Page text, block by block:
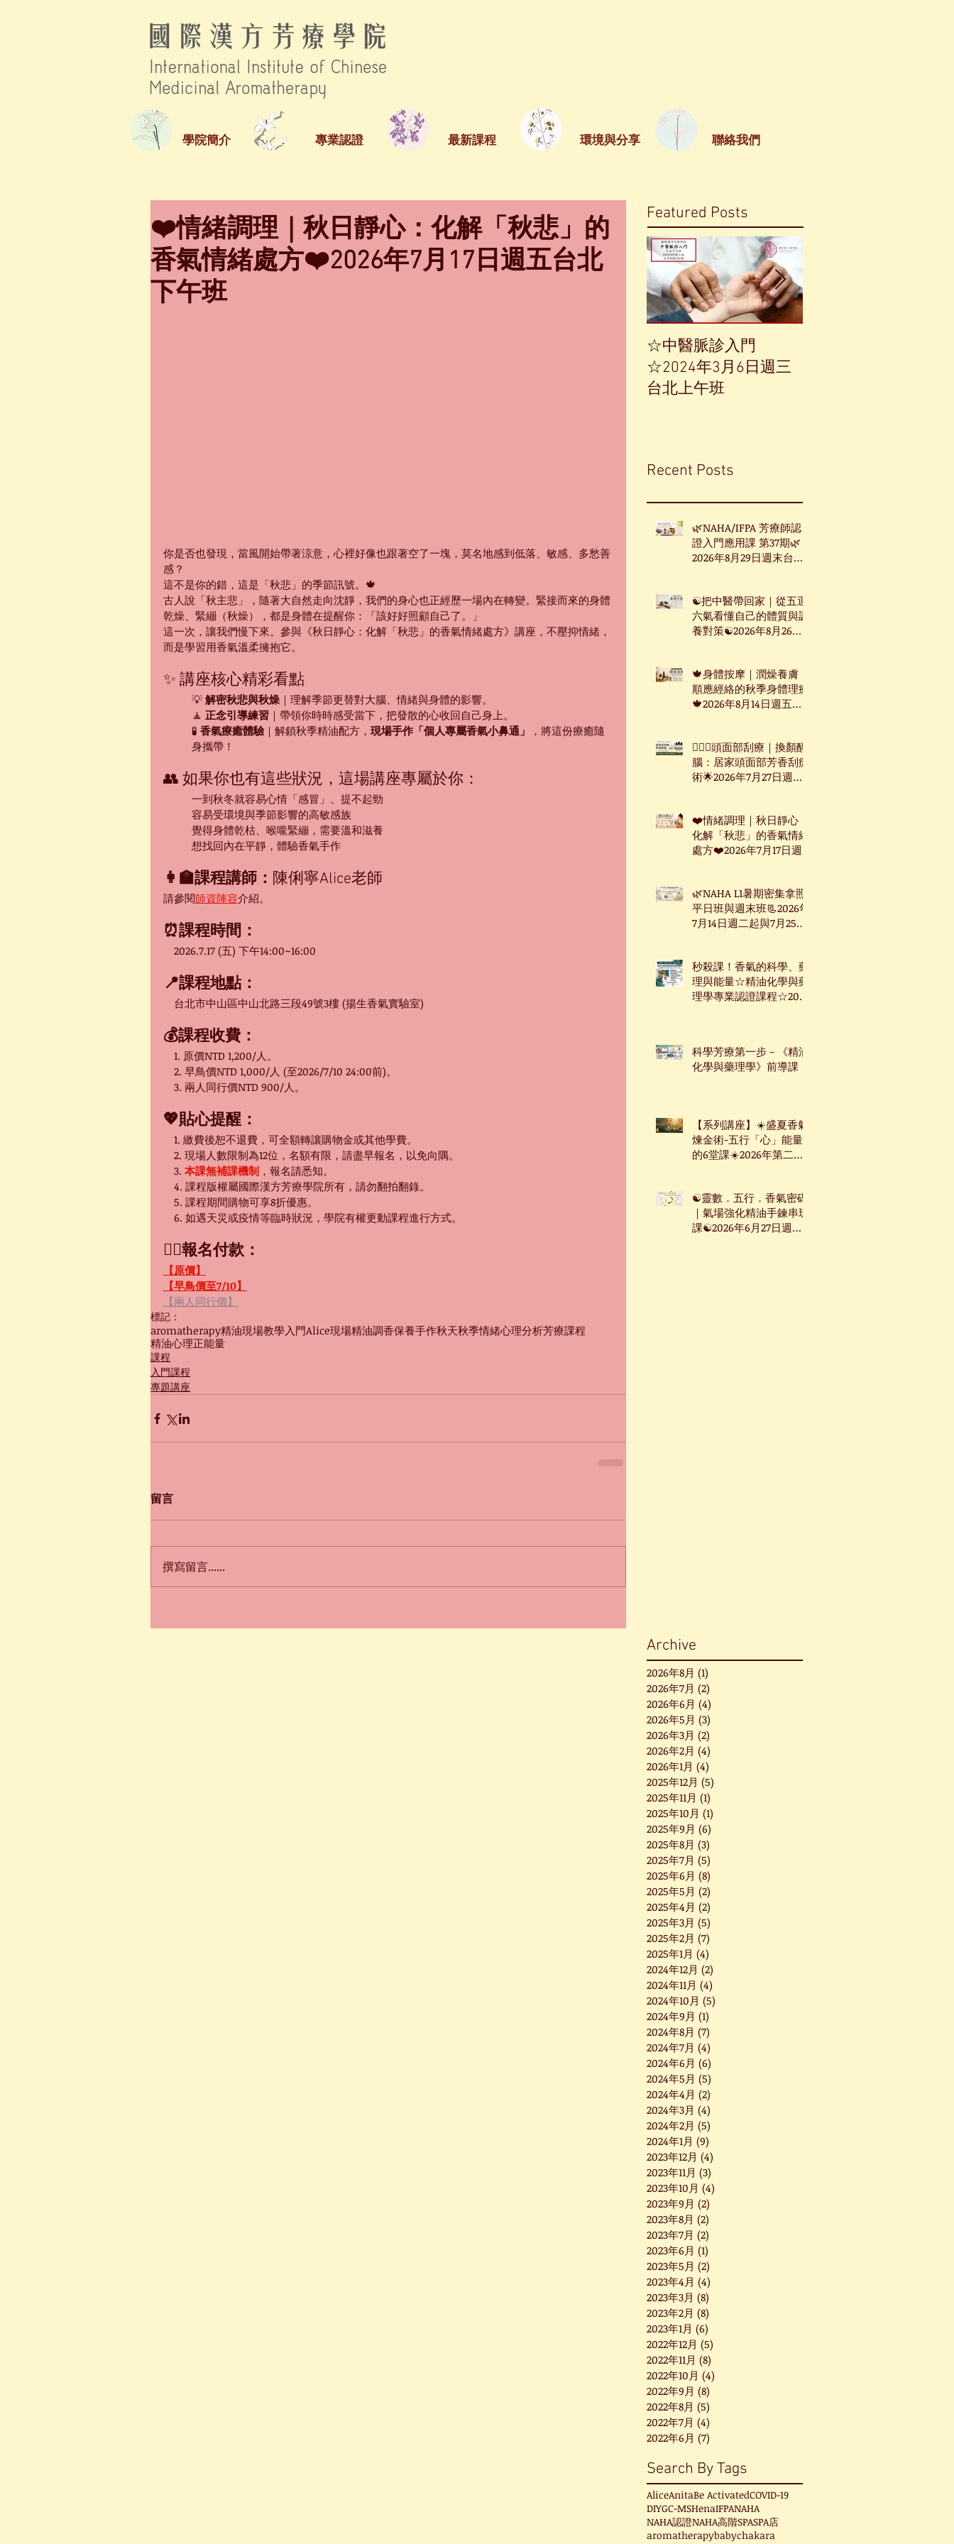
學院簡介 專業認證 最新課程 環境與分享 聯絡我們
❤️情緒調理｜秋日靜心：化解「秋悲」的
香氣情緒處方❤️2026年7月17日週五台北
下午班
你是否也發現，當風開始帶著涼意，心裡好像也跟著空了一塊，莫名地感到低落、敏感、多愁善
感？
這不是你的錯，這是「秋悲」的季節訊號。🍁
古人說「秋主悲」，隨著大自然走向沈靜，我們的身心也正經歷一場內在轉變。緊接而來的身體
乾燥、緊繃（秋燥），都是身體在提醒你：「該好好照顧自己了。」
這一次，讓我們慢下來。參與《秋日靜心：化解「秋悲」的香氣情緒處方》講座，不壓抑情緒，
而是學習用香氣溫柔擁抱它。
✨ 講座核心精彩看點
💡 解密秋悲與秋燥 ｜理解季節更替對大腦、情緒與身體的影響。
🧘 正念引導練習 ｜帶領你時時感受當下，把發散的心收回自己身上。
🧪 香氣療癒體驗｜解鎖秋季精油配方， 現場手作「個人專屬香氣小鼻通」
，將這份療癒隨
身攜帶！
👥 如果你也有這些狀況，這場講座專屬於你：
一到秋冬就容易心情「感冒」、提不起勁
容易受環境與季節影響的高敏感族
覺得身體乾枯、喉嚨緊繃，需要溫和滋養
想找回內在平靜，體驗香氣手作
👩‍🏫課程講師： 陳俐寧Alice老師
請參閱師資陣容介紹。
⏰課程時間：
2026.7.17 (五) 下午14:00~16:00
📍課程地點：
台北市中山區中山北路三段49號3樓 (揚生香氣實驗室)
💰課程收費：
1. 原價NTD 1,200/人。
2. 早鳥價NTD 1,000/人 (至2026/7/10 24:00前)。
3. 兩人同行價NTD 900/人。
💖貼心提醒：
1. 繳費後恕不退費，可全額轉讓購物金或其他學費。
2. 現場人數限制為12位，名額有限，請盡早報名，以免向隅。
3. 本課無補課機制 ，報名請悉知。
4. 課程版權屬國際漢方芳療學院所有，請勿翻拍翻錄。
5. 課程期間購物可享8折優惠。
6. 如遇天災或疫情等臨時狀況，學院有權更動課程進行方式。
👇🏻報名付款：
【原價】
【早鳥價至7/10】
【兩人同行價】
標記：
aromatherapy精油現場教學入門Alice現場精油調香保養手作秋天秋季情緒心理分析芳療課程
精油心理正能量
課程
入門課程
專題講座
留言
撰寫留言......
Featured Posts
☆中醫脈診入門
☆2024年3月6日週三
台北上午班
Recent Posts
🌿NAHA/IFPA 芳療師認
證入門應用課 第37期🌿
2026年8月29日週末台北
☯把中醫帶回家｜從五運
六氣看懂自己的體質與調
養對策☯2026年8月26日
🍁身體按摩｜潤燥養膚：
順應經絡的秋季身體理療
🍁2026年8月14日週五台
🧖🏻‍♀️頭面部刮療｜換顏醒
腦：居家頭面部芳香刮痧
術🌟2026年7月27日週一
❤️情緒調理｜秋日靜心：
化解「秋悲」的香氣情緒
處方❤️2026年7月17日週
🌿NAHA L1暑期密集拿照
平日班與週末班📃2026年
7月14日週二起與7月25日
秒殺課！香氣的科學、藥
理與能量☆精油化學與藥
理學專業認證課程☆2026
科學芳療第一步－《精油
化學與藥理學》前導課
【系列講座】☀️盛夏香氣
煉金術-五行「心」能量
的6堂課☀️2026年第二季
☯靈數．五行．香氣密碼
｜氣場強化精油手鍊串珠
課☯2026年6月27日週六
Archive
2026年8月 (1)
2026年7月 (2)
2026年6月 (4)
2026年5月 (3)
2026年3月 (2)
2026年2月 (4)
2026年1月 (4)
2025年12月 (5)
2025年11月 (1)
2025年10月 (1)
2025年9月 (6)
2025年8月 (3)
2025年7月 (5)
2025年6月 (8)
2025年5月 (2)
2025年4月 (2)
2025年3月 (5)
2025年2月 (7)
2025年1月 (4)
2024年12月 (2)
2024年11月 (4)
2024年10月 (5)
2024年9月 (1)
2024年8月 (7)
2024年7月 (4)
2024年6月 (6)
2024年5月 (5)
2024年4月 (2)
2024年3月 (4)
2024年2月 (5)
2024年1月 (9)
2023年12月 (4)
2023年11月 (3)
2023年10月 (4)
2023年9月 (2)
2023年8月 (2)
2023年7月 (2)
2023年6月 (1)
2023年5月 (2)
2023年4月 (4)
2023年3月 (8)
2023年2月 (8)
2023年1月 (6)
2022年12月 (5)
2022年11月 (8)
2022年10月 (4)
2022年9月 (8)
2022年8月 (5)
2022年7月 (4)
2022年6月 (7)
Search By Tags
AliceAnitaBe ActivatedCOVID-19
DIYGC-MSHenaIFPANAHA
NAHA認證NAHA高階SPASPA店
aromatherapybabychakara